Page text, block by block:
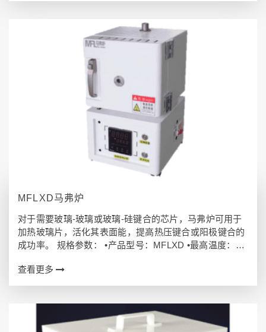
MFLXD马弗炉
对于需要玻璃-玻璃或玻璃-硅键合的芯片，马弗炉可用于
加热玻璃片，活化其表面能，提高热压键合或阳极键合的
成功率。 规格参数： •产品型号：MFLXD •最高温度：12
作环境…
查看更多